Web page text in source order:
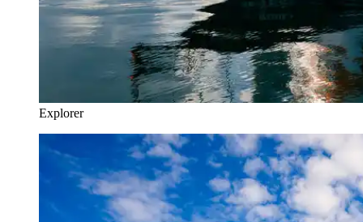
Explorer